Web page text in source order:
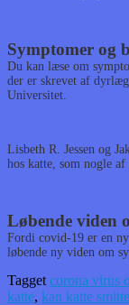
Symptomer og
Du kan læse om
der er skrevet af
Universitet.
Lisbeth R. Jessen og
hos katte, som nogle
Løbende viden
Fordi covid-19 er en
løbende ny viden om
Tagget corona virus
katte, kan katte